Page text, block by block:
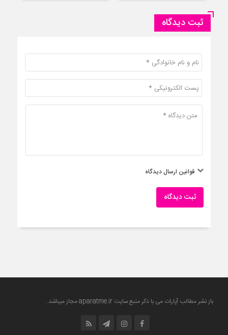
ثبت دیدگاه
قوانین ارسال دیدگاه
ثبت دیدگاه
باز نشر مطالب آپارات می با ذکر منبع سایت aparatme.irمجاز میباشد .